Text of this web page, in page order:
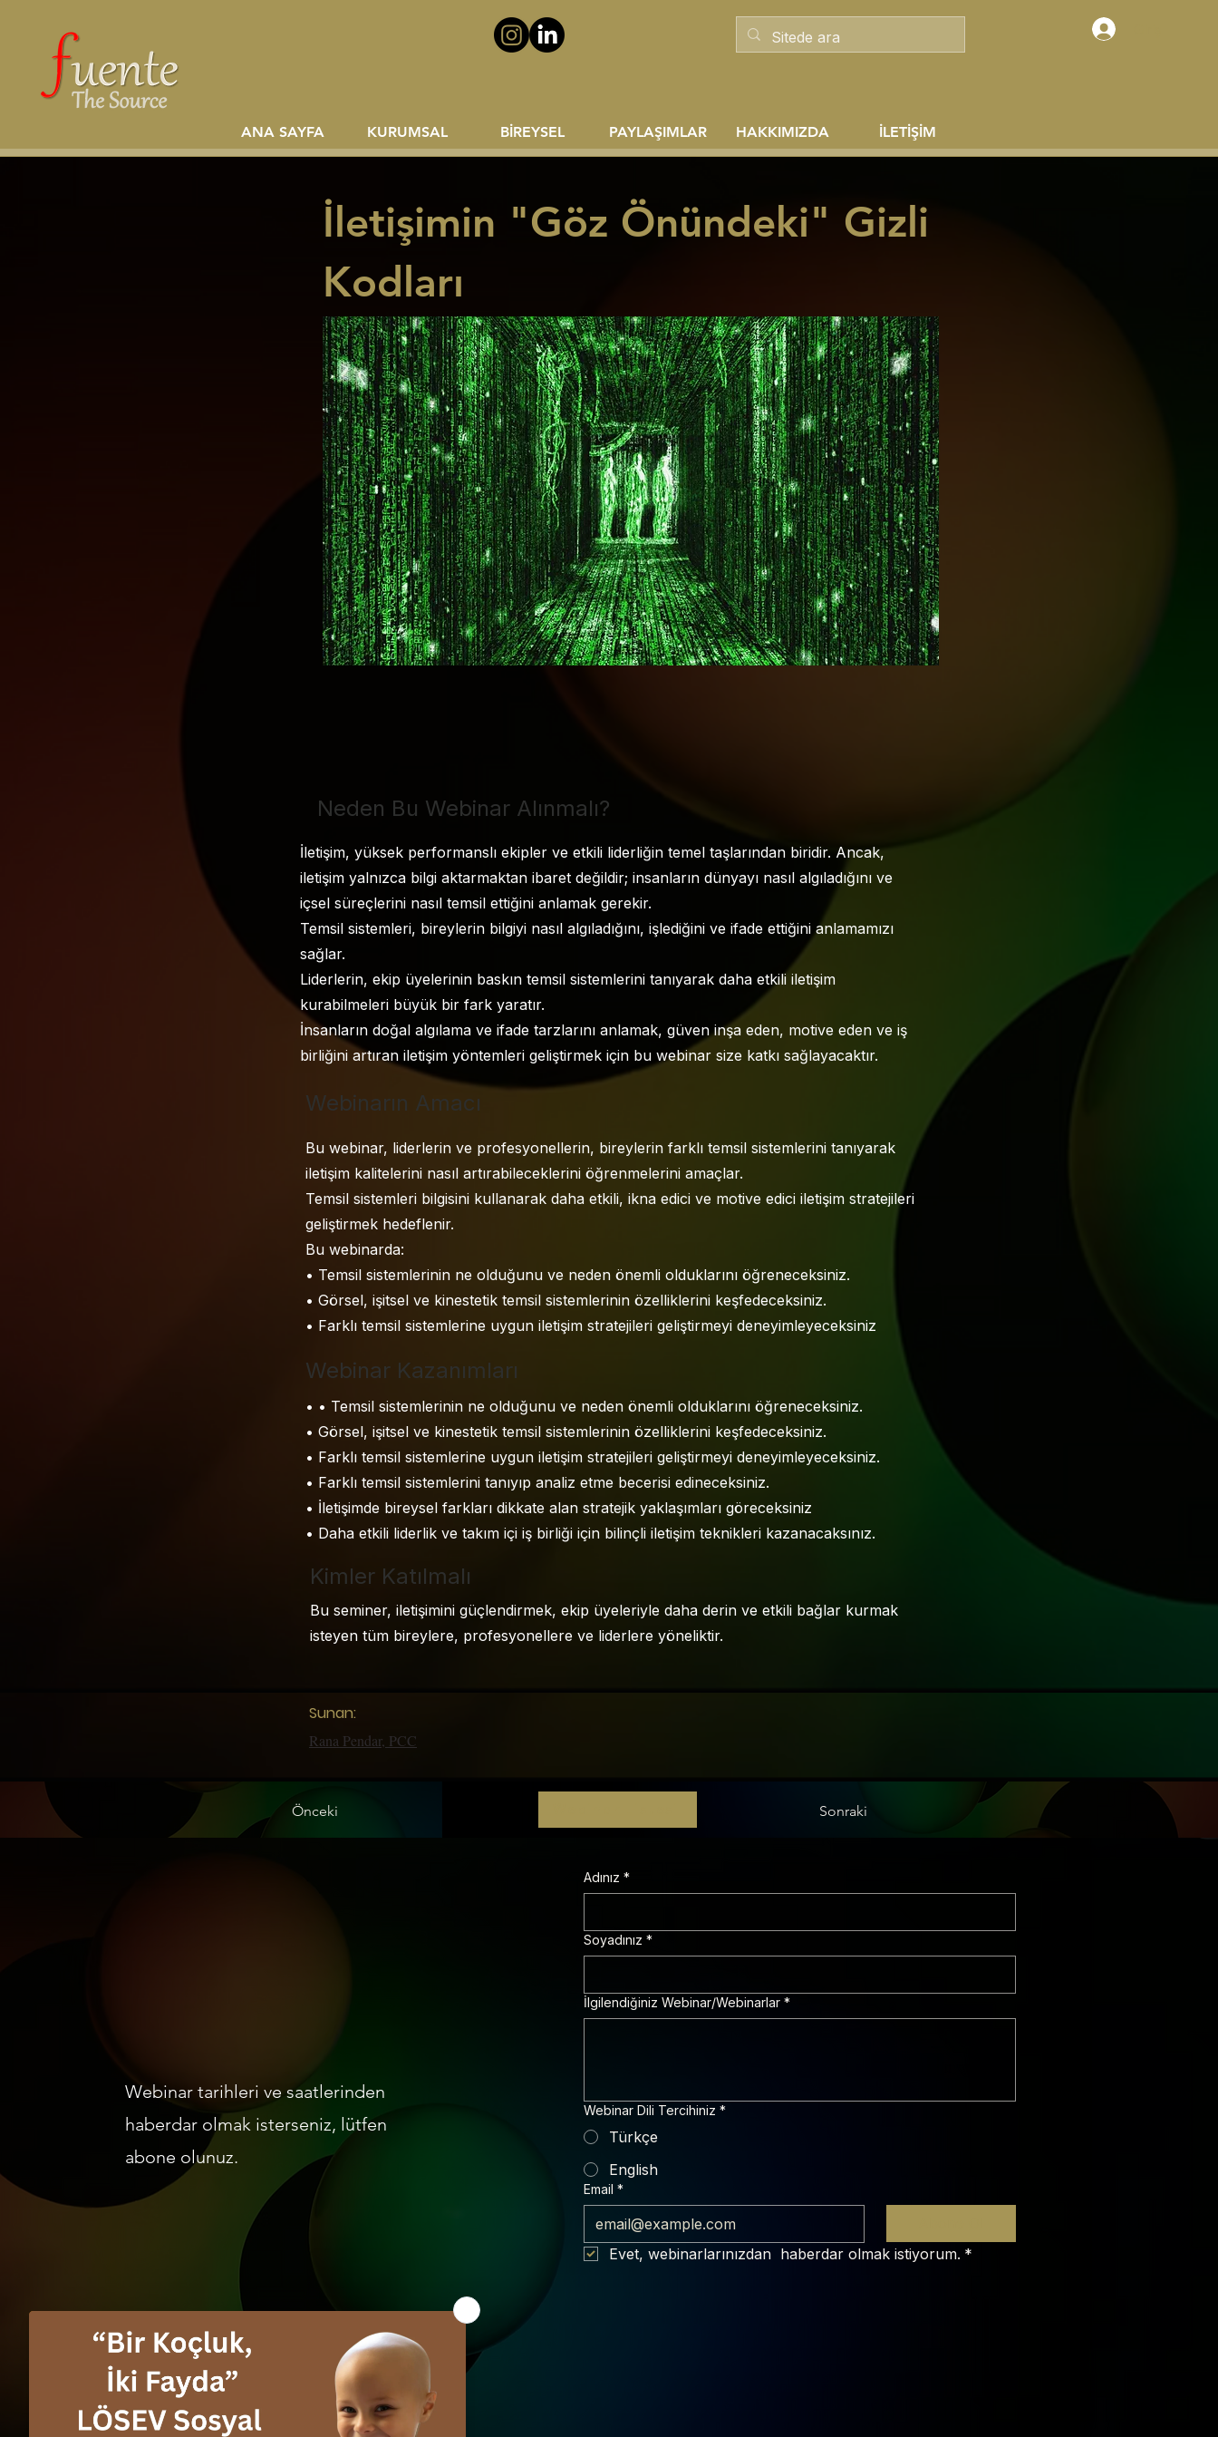
ANA SAYFA KURUMSAL BİREYSEL PAYLAŞIMLAR HAKKIMIZDA İLETİŞİM
İletişimin "Göz Önündeki" Gizli
Kodları
Neden Bu Webinar Alınmalı?
İletişim, yüksek performanslı ekipler ve etkili liderliğin temel taşlarından biridir. Ancak,
iletişim yalnızca bilgi aktarmaktan ibaret değildir; insanların dünyayı nasıl algıladığını ve
içsel süreçlerini nasıl temsil ettiğini anlamak gerekir.
Temsil sistemleri, bireylerin bilgiyi nasıl algıladığını, işlediğini ve ifade ettiğini anlamamızı
sağlar.
Liderlerin, ekip üyelerinin baskın temsil sistemlerini tanıyarak daha etkili iletişim
kurabilmeleri büyük bir fark yaratır.
İnsanların doğal algılama ve ifade tarzlarını anlamak, güven inşa eden, motive eden ve iş
birliğini artıran iletişim yöntemleri geliştirmek için bu webinar size katkı sağlayacaktır.
Webinarın Amacı
Bu webinar, liderlerin ve profesyonellerin, bireylerin farklı temsil sistemlerini tanıyarak
iletişim kalitelerini nasıl artırabileceklerini öğrenmelerini amaçlar.
Temsil sistemleri bilgisini kullanarak daha etkili, ikna edici ve motive edici iletişim stratejileri
geliştirmek hedeflenir.
Bu webinarda:
• Temsil sistemlerinin ne olduğunu ve neden önemli olduklarını öğreneceksiniz.
• Görsel, işitsel ve kinestetik temsil sistemlerinin özelliklerini keşfedeceksiniz.
• Farklı temsil sistemlerine uygun iletişim stratejileri geliştirmeyi deneyimleyeceksiniz
Webinar Kazanımları
• • Temsil sistemlerinin ne olduğunu ve neden önemli olduklarını öğreneceksiniz.
• Görsel, işitsel ve kinestetik temsil sistemlerinin özelliklerini keşfedeceksiniz.
• Farklı temsil sistemlerine uygun iletişim stratejileri geliştirmeyi deneyimleyeceksiniz.
• Farklı temsil sistemlerini tanıyıp analiz etme becerisi edineceksiniz.
• İletişimde bireysel farkları dikkate alan stratejik yaklaşımları göreceksiniz
• Daha etkili liderlik ve takım içi iş birliği için bilinçli iletişim teknikleri kazanacaksınız.
Kimler Katılmalı
Bu seminer, iletişimini güçlendirmek, ekip üyeleriyle daha derin ve etkili bağlar kurmak
isteyen tüm bireylere, profesyonellere ve liderlere yöneliktir.
Sunan:
Rana Pendar, PCC
Önceki Sonraki
Webinar tarihleri ve saatlerinden
haberdar olmak isterseniz, lütfen
abone olunuz.
Adınız *
Soyadınız *
İlgilendiğiniz Webinar/Webinarlar *
Webinar Dili Tercihiniz *
Türkçe
English
Email *
Evet, webinarlarınızdan  haberdar olmak istiyorum. *